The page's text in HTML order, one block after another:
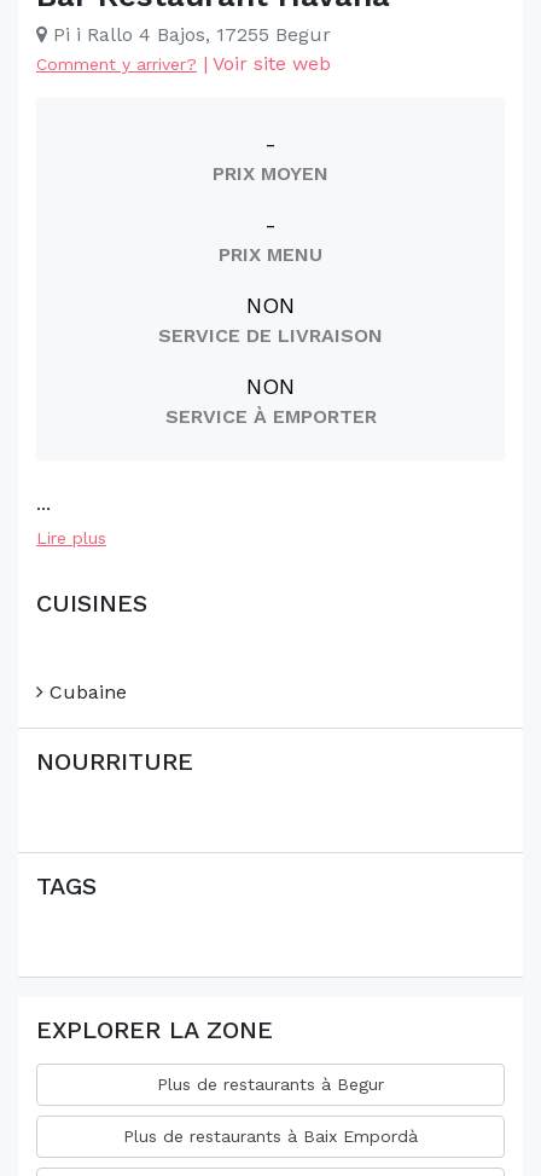
Pi i Rallo 4 Bajos, 17255 Begur
Comment y arriver? | Voir site web
-
PRIX MOYEN
-
PRIX MENU
NON
SERVICE DE LIVRAISON
NON
SERVICE À EMPORTER
...
Lire plus
CUISINES
Cubaine
NOURRITURE
TAGS
EXPLORER LA ZONE
Plus de restaurants à Begur
Plus de restaurants à Baix Empordà